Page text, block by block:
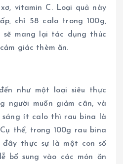
vitamin C. Loại quả này
chỉ 58 calo trong 100g,
sẽ mang lại tác dụng thúc
giác thèm ăn.
như một loại siêu thực
người muốn giảm cân, và
sáng ít calo thì rau bina là
thể, trong 100g rau bina
đây thực sự là một con số
bổ sung vào các món ăn